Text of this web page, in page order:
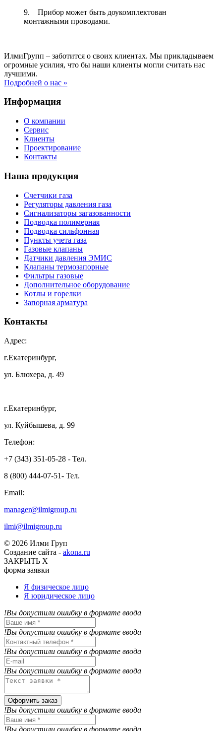
9. Прибор может быть доукомплектован
монтажными проводами.
ИлмиГрупп – заботится о своих клиентах. Мы прикладываем
огромные усилия, что бы наши клиенты могли считать нас
лучшими.
Подробней о нас »
Информация
О компании
Сервис
Клиенты
Проектирование
Контакты
Наша продукция
Счетчики газа
Регуляторы давления газа
Сигнализаторы загазованности
Подводка полимерная
Подводка сильфонная
Пункты учета газа
Газовые клапаны
Датчики давления ЭМИС
Клапаны термозапорные
Фильтры газовые
Дополнительное оборудование
Котлы и горелки
Запорная арматура
Контакты
Адрес:
г.Екатеринбург,
ул. Блюхера, д. 49
г.Екатеринбург,
ул. Куйбышева, д. 99
Телефон:
+7 (343) 351-05-28 - Тел.
8 (800) 444-07-51- Тел.
Email:
manager@ilmigroup.ru
ilmi@ilmigroup.ru
© 2026 Илми Груп
Создание сайта - akona.ru
ЗАКРЫТЬ Х
форма заявки
Я физическое лицо
Я юридическое лицо
!Вы допустили ошибку в формате ввода
!Вы допустили ошибку в формате ввода
!Вы допустили ошибку в формате ввода
!Вы допустили ошибку в формате ввода
Оформить заказ
!Вы допустили ошибку в формате ввода
!Вы допустили ошибку в формате ввода